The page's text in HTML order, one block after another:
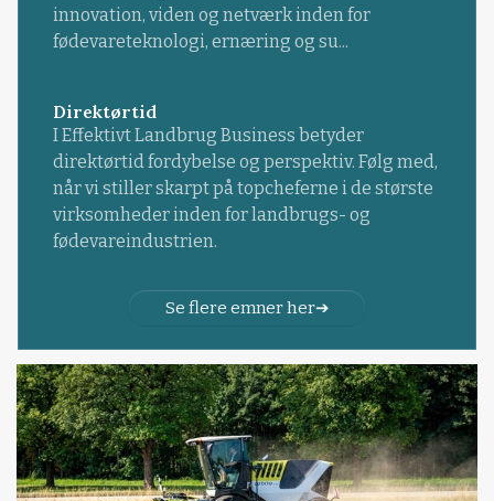
innovation, viden og netværk inden for
fødevareteknologi, ernæring og su...
Direktørtid
I Effektivt Landbrug Business betyder
direktørtid fordybelse og perspektiv. Følg med,
når vi stiller skarpt på topcheferne i de største
virksomheder inden for landbrugs- og
fødevareindustrien.
Se flere emner her